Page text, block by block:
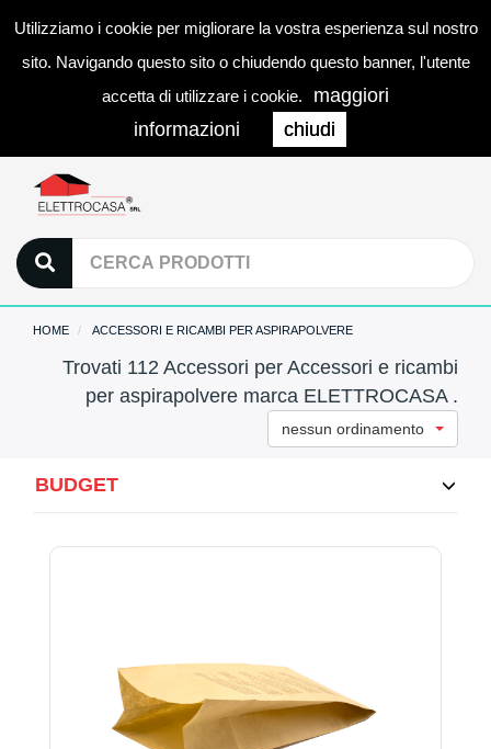
Utilizziamo i cookie per migliorare la vostra esperienza sul nostro
sito. Navigando questo sito o chiudendo questo banner, l'utente
accetta di utilizzare i cookie.
maggiori
informazioni
chiudi
0
HOME ACCESSORI E RICAMBI PER ASPIRAPOLVERE
Trovati 112 Accessori per Accessori e ricambi
per aspirapolvere marca ELETTROCASA .
nessun ordinamento
BUDGET